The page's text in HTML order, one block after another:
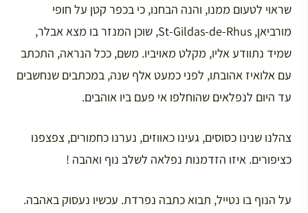
שראוי לטעום ממנו, והנה הבחנו, כי בכפר קטן על חופי
מורביאן, St-Gildas-de-Rhus, שוכן המנזר בו מצא אבלר,
שמיד נתוודע אליו, מקלט מאויביו. משם, ככל הנראה, התכתב
עם אלואיז אהובתו, לפני כמעט אלף שנה, במכתבים שנחשבים
עד היום לנפלאים שהוחלפו אי פעם ביו אוהבים.
צהלנו שנינו כסוסים, געינו כאווזים, נערנו כחמורים, צפצפנו
כציפורים. איזו הזדמנות נפלאה לשלב נוף ואהבה !
על הנוף בו נטייל, תבוא כתבה נפרדת. עכשיו נעסוק באהבה.